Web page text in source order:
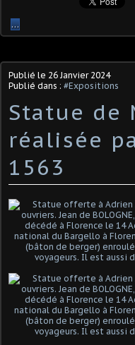
…
Publié le 26 Janvier 2024
Publié dans : #Expositions
Statue de
réalisée
1563